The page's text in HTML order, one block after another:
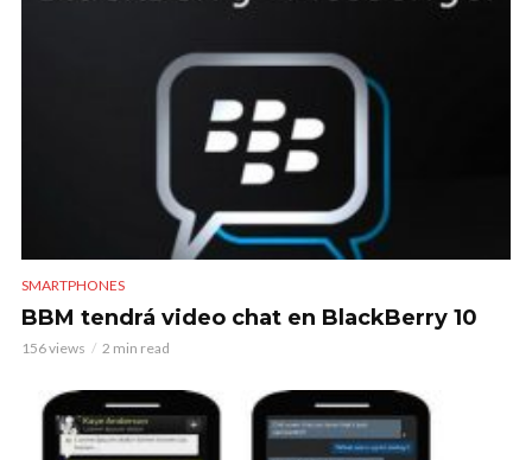
SMARTPHONES
BBM tendrá video chat en BlackBerry 10
156 views 2 min read